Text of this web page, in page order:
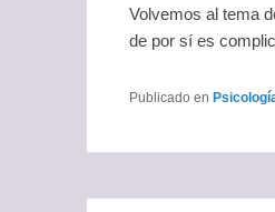
Volvemos al tema
de por sí es
Publicado en